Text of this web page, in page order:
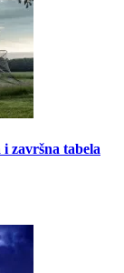
završna tabela